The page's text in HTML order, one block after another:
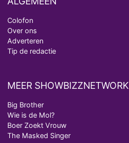
Colofon
Over ons
Adverteren
Tip de redactie
MEER SHOWBIZZNETWORK
Big Brother
Wie is de Mol?
Boer Zoekt Vrouw
The Masked Singer